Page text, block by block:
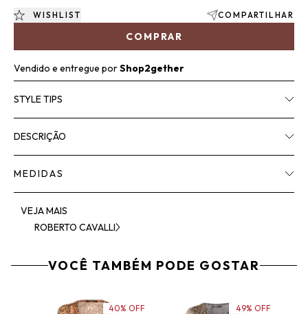
COMPRAR
WISHLIST COMPARTILHAR
Vendido e entregue porShop2gether
STYLE TIPS
DESCRIÇÃO
MEDIDAS
VEJA MAIS
ROBERTO CAVALLI
VOCÊ TAMBÉM PODE GOSTAR
40% OFF 49% OFF